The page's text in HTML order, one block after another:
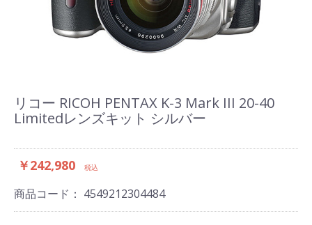
リコー RICOH PENTAX K-3 Mark III 20-40
Limitedレンズキット シルバー
￥242,980 税込
商品コード： 4549212304484